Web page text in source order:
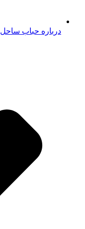
درباره حباب ساحل